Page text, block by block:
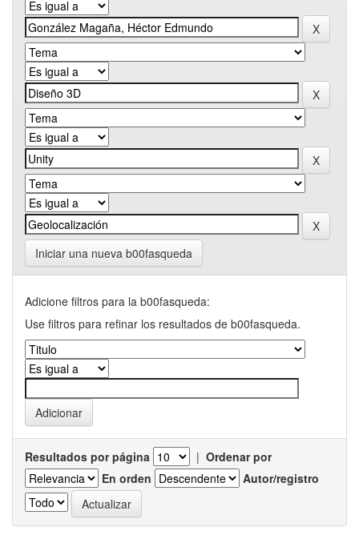
Iniciar una nueva b00fasqueda
Adicione filtros para la b00fasqueda:
Use filtros para refinar los resultados de b00fasqueda.
Resultados por página | Ordenar por
En orden
Autor/registro